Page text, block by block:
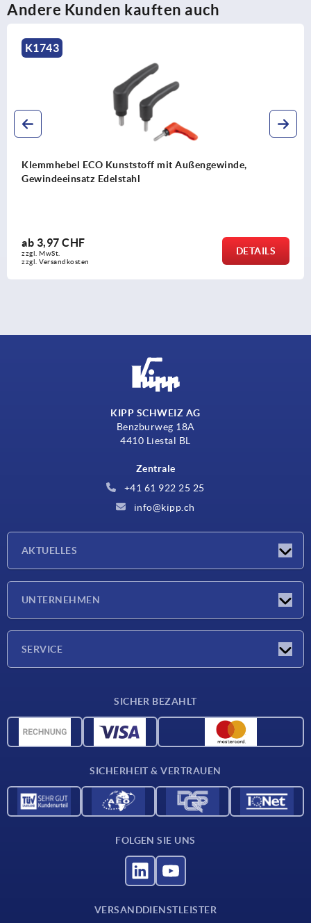
Andere Kunden kauften auch
K1743
Klemmhebel ECO Kunststoff mit Außengewinde,
Gewindeeinsatz Edelstahl
ab 3,97 CHF
zzgl. MwSt.
zzgl. Versandkosten
DETAILS
KIPP SCHWEIZ AG
Benzburweg 18A
4410 Liestal BL
Zentrale
+41 61 922 25 25
info@kipp.ch
AKTUELLES
UNTERNEHMEN
SERVICE
CAD-Daten
SICHER BEZAHLT
SICHERHEIT & VERTRAUEN
FOLGEN SIE UNS
VERSANDDIENSTLEISTER